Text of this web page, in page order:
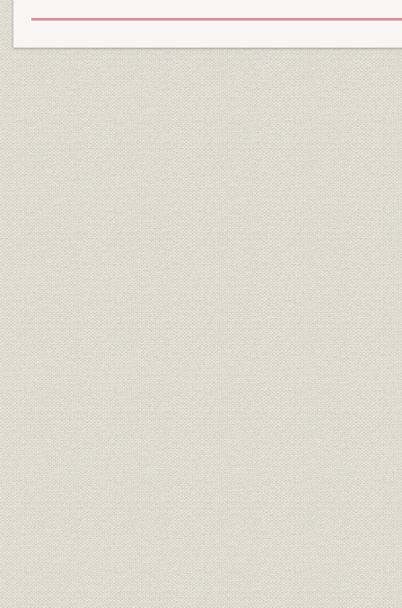
輸出と在華紡
人絹事業への進出と多角化
深夜業の廃止と労務管理
大阪合同紡との合併
戦時統制と戦争の惨禍
三 焦土からよみがえり合繊への道へ【一九四五~一九六六年】
紡績復元と加工品・羊毛
化繊の復元と拡張
労務管理の民主化
合成繊維への道
綿不況からの脱出と加工品・羊毛その後
呉羽紡との合併
四 非繊維事業への展開【一九六六~一九八二年】
日米繊維交渉
合繊の強化
プラスチック・生化学への展開